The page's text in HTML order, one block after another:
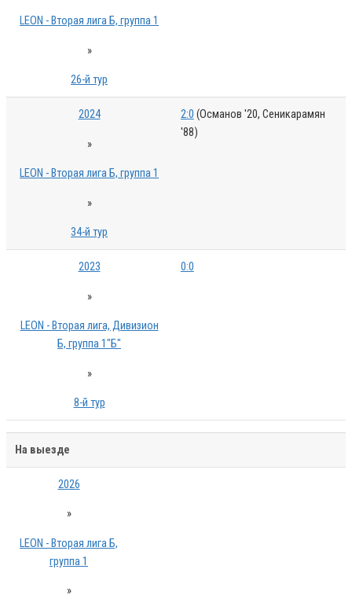
LEON - Вторая лига Б, группа 1
»
26-й тур
2024
»
LEON - Вторая лига Б, группа 1
»
34-й тур
2:0 (Османов '20, Сеникарамян
'88)
2023
»
LEON - Вторая лига, Дивизион
Б, группа 1"Б"
»
8-й тур
0:0
На выезде
2026
»
LEON - Вторая лига Б,
группа 1
»